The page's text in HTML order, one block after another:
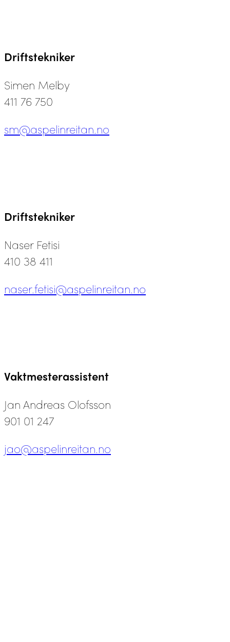
Driftstekniker
Simen Melby
411 76 750
sm@aspelinreitan.no
Driftstekniker
Naser Fetisi
410 38 411
naser.fetisi@aspelinreitan.no
Vaktmesterassistent
Jan Andreas Olofsson
901 01 247
jao@aspelinreitan.no